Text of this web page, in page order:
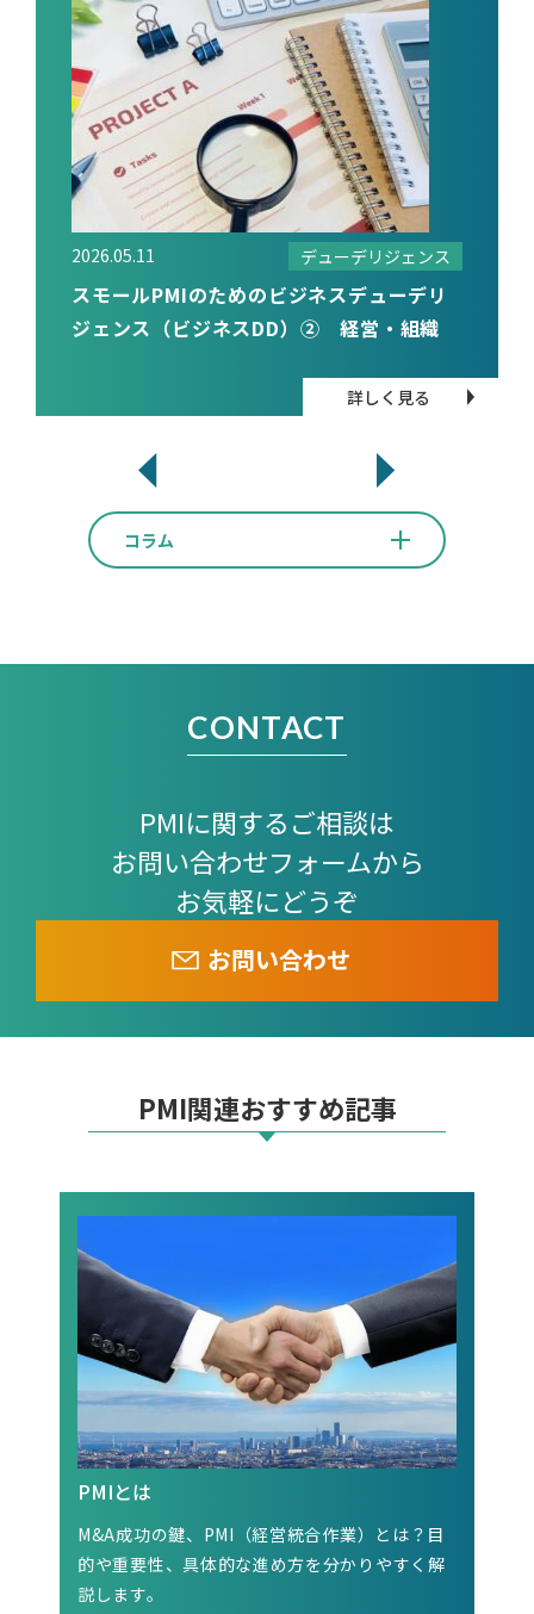
2026.05.11 デューデリジェンス
スモールPMIのためのビジネスデューデリ
ジェンス（ビジネスDD）② 経営・組織
コラム
CONTACT
PMIに関するご相談は
お問い合わせフォームから
お気軽にどうぞ
お問い合わせ
PMI関連おすすめ記事
PMIとは
M&A成功の鍵、PMI（経営統合作業）とは？目
的や重要性、具体的な進め方を分かりやすく解
説します。